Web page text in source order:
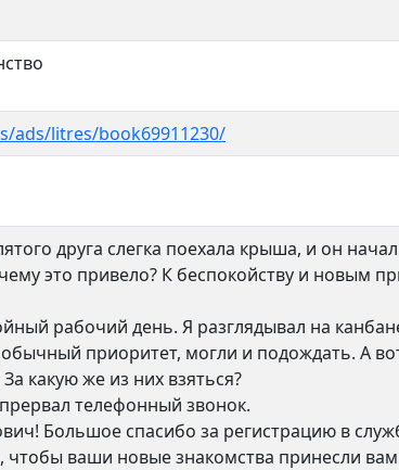
ads/litres/book69911230/
друга слегка поехала крыша, и он
это привело? К беспокойству и новым
рабочий день. Я разглядывал на
приоритет, могли и подождать. А
какую же из них взяться?
телефонный звонок.
Большое спасибо за регистрацию в
ваши новые знакомства принесли вам